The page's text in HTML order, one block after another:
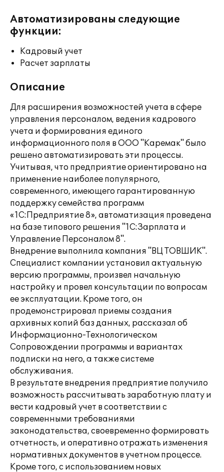
Автоматизированы следующие
функции:
Кадровый учет
Расчет зарплаты
Описание
Для расширения возможностей учета в сфере
управления персоналом, ведения кадрового
учета и формирования единого
информационного поля в ООО "Каремак" было
решено автоматизировать эти процессы.
Учитывая, что предприятие ориентировано на
применение наиболее популярного,
современного, имеющего гарантированную
поддержку семейства программ
«1С:Предприятие 8», автоматизация проведена
на базе типового решения "1С:Зарплата и
Управление Персоналом 8".
Внедрение выполнила компания "ВЦ ТОВШИК".
Специалист компании установил актуальную
версию программы, произвел начальную
настройку и провел консультации по вопросам
ее эксплуатации. Кроме того, он
продемонстрировал приемы создания
архивных копий баз данных, рассказал об
Информационно-Технологическом
Сопровождении программы и вариантах
подписки на него, а также системе
обслуживания.
В результате внедрения предприятие получило
возможность рассчитывать заработную плату и
вести кадровый учет в соответствии с
современными требованиями
законодательства, своевременно формировать
отчетность, и оперативно отражать изменения
нормативных документов в учетном процессе.
Кроме того, с использованием новых